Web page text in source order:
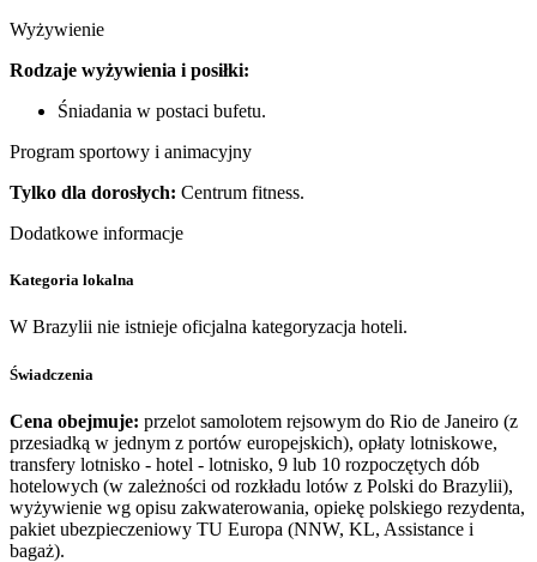
Wyżywienie
Rodzaje wyżywienia i posiłki:
Śniadania w postaci bufetu.
Program sportowy i animacyjny
Tylko dla dorosłych: Centrum fitness.
Dodatkowe informacje
Kategoria lokalna
W Brazylii nie istnieje oficjalna kategoryzacja hoteli.
Świadczenia
Cena obejmuje: przelot samolotem rejsowym do Rio de Janeiro (z
przesiadką w jednym z portów europejskich), opłaty lotniskowe,
transfery lotnisko - hotel - lotnisko, 9 lub 10 rozpoczętych dób
hotelowych (w zależności od rozkładu lotów z Polski do Brazylii),
wyżywienie wg opisu zakwaterowania, opiekę polskiego rezydenta,
pakiet ubezpieczeniowy TU Europa (NNW, KL, Assistance i
bagaż).